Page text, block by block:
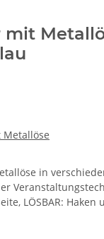
in
LÖSBAR: